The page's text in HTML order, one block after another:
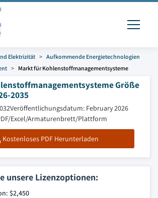
Elektrizität
Aufkommende Energietechnologien
Markt für Kohlenstoffmanagementsysteme
Größe
2035
Veröffentlichungsdatum: February 2026
Excel/Armaturenbrett/Plattform
Kostenloses PDF Herunterladen
unsere Lizenzoptionen:
$2,450